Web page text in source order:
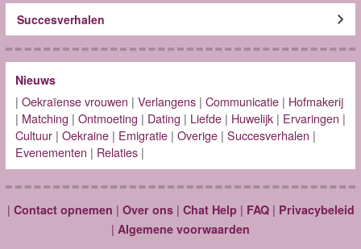
Succesverhalen
Nieuws
| Oekraïense vrouwen | Verlangens| Communicatie| Hofmakerij
| Matching | Ontmoeting | Dating | Liefde| Huwelijk| Ervaringen |
Cultuur| Oekraine| Emigratie| Overige| Succesverhalen |
Evenementen | Relaties|
| Contact opnemen | Over ons| Chat Help| FAQ| Privacybeleid
| Algemene voorwaarden